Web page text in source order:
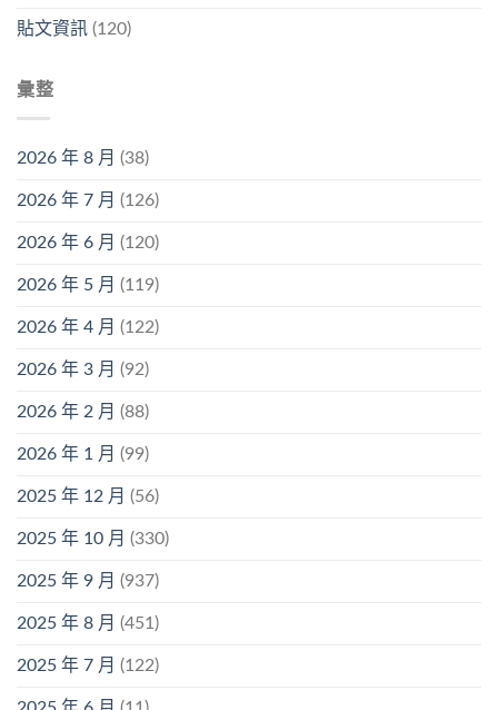
貼文資訊 (120)
彙整
2026 年 8 月 (38)
2026 年 7 月 (126)
2026 年 6 月 (120)
2026 年 5 月 (119)
2026 年 4 月 (122)
2026 年 3 月 (92)
2026 年 2 月 (88)
2026 年 1 月 (99)
2025 年 12 月 (56)
2025 年 10 月 (330)
2025 年 9 月 (937)
2025 年 8 月 (451)
2025 年 7 月 (122)